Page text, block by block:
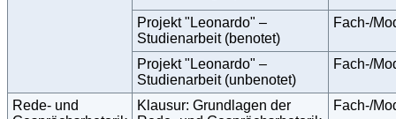
Projekt "Leonardo" –
Studienarbeit (benotet)
Fach-/
Projekt "Leonardo" –
Studienarbeit (unbenotet)
Fach-/
Rede- und
Klausur: Grundlagen der
Fach-/